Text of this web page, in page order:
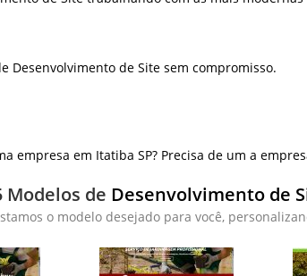
Desenvolvimento de Site sem compromisso.
empresa em Itatiba SP? Precisa de um a
Modelos de Desenvolvimento de
o modelo desejado para você,